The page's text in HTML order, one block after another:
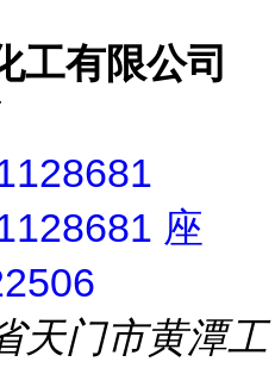
工有限公司
座
天门市黄潭工